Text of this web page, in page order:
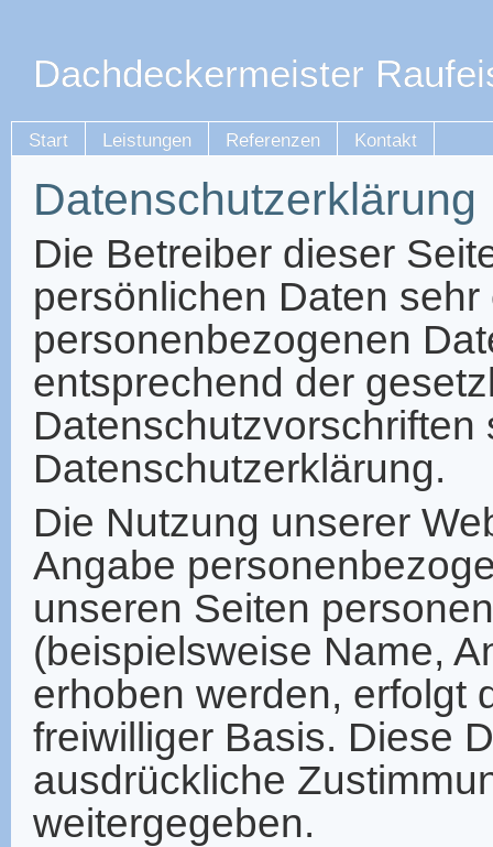
Dachdeckermeister
Start Leistungen Referenzen Kontakt
Datenschutzerklärung
Die Betreiber dieser
persönlichen Daten
personenbezogenen
entsprechend der
Datenschutzvorschriften
Datenschutzerklärung.
Die Nutzung unserer
Angabe
unseren Seiten
(beispielsweise Name,
erhoben werden, erfolgt
freiwilliger Basis. Diese
ausdrückliche
weitergegeben.